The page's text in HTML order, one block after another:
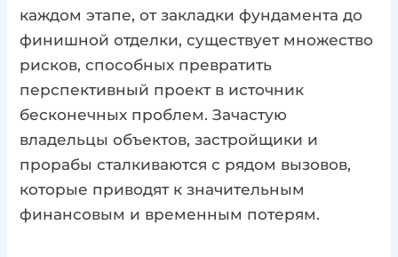
каждом этапе, от закладки фундамента до
финишной отделки, существует множество
рисков, способных превратить
перспективный проект в источник
бесконечных проблем. Зачастую
владельцы объектов, застройщики и
прорабы сталкиваются с рядом вызовов,
которые приводят к значительным
финансовым и временным потерям.